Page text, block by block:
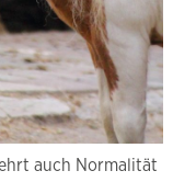
auch Normalität